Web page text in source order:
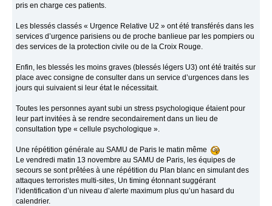
pris en charge ces patients.
Les blessés classés « Urgence Relative U2 » ont été transférés dans les
services d’urgence parisiens ou de proche banlieue par les pompiers ou
des services de la protection civile ou de la Croix Rouge.
Enfin, les blessés les moins graves (blessés légers U3) ont été traités sur
place avec consigne de consulter dans un service d’urgences dans les
jours qui suivaient si leur état le nécessitait.
Toutes les personnes ayant subi un stress psychologique étaient pour
leur part invitées à se rendre secondairement dans un lieu de
consultation type « cellule psychologique ».
Une répétition générale au SAMU de Paris le matin même
Le vendredi matin 13 novembre au SAMU de Paris, les équipes de
secours se sont prêtées à une répétition du Plan blanc en simulant des
attaques terroristes multi-sites, Un timing étonnant suggérant
l’identification d’un niveau d’alerte maximum plus qu’un hasard du
calendrier.